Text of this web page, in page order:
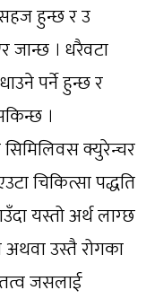
हुन्छ र उ
। धरैवटा
पर्ने हुन्छ र
।
क्युरेन्चर
चिकित्सा पद्धति
यस्तो अर्थ लाग्छ
अथवा उस्तै रोगका
जसलाई